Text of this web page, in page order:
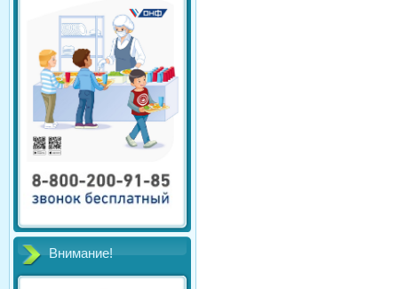
Внимание!